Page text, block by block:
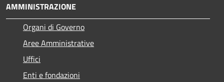
AMMINISTRAZIONE
Organi di Governo
Aree Amministrative
Uffici
Enti e fondazioni